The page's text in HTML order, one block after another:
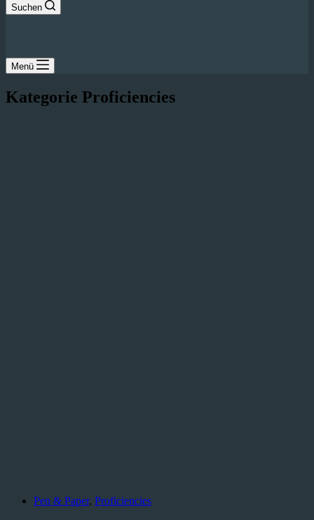
Suchen
Menü
Kategorie Proficiencies
Pen & Paper, Proficiencies